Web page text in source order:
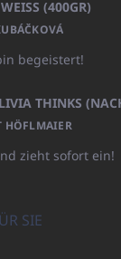
(400GR)
begeistert!
HÖFLMAIER
zieht sofort ein!
SIE